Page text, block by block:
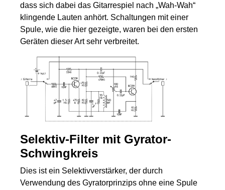
dass sich dabei das Gitarrespiel nach „Wah-Wah“
klingende Lauten anhört. Schaltungen mit einer
Spule, wie die hier gezeigte, waren bei den ersten
Geräten dieser Art sehr verbreitet.
Selektiv-Filter mit Gyrator-
Schwingkreis
Dies ist ein Selektivverstärker, der durch
Verwendung des Gyratorprinzips ohne eine Spule